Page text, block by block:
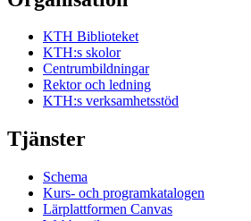
KTH Biblioteket
KTH:s skolor
Centrumbildningar
Rektor och ledning
KTH:s verksamhetsstöd
Tjänster
Schema
Kurs- och programkatalogen
Lärplattformen Canvas